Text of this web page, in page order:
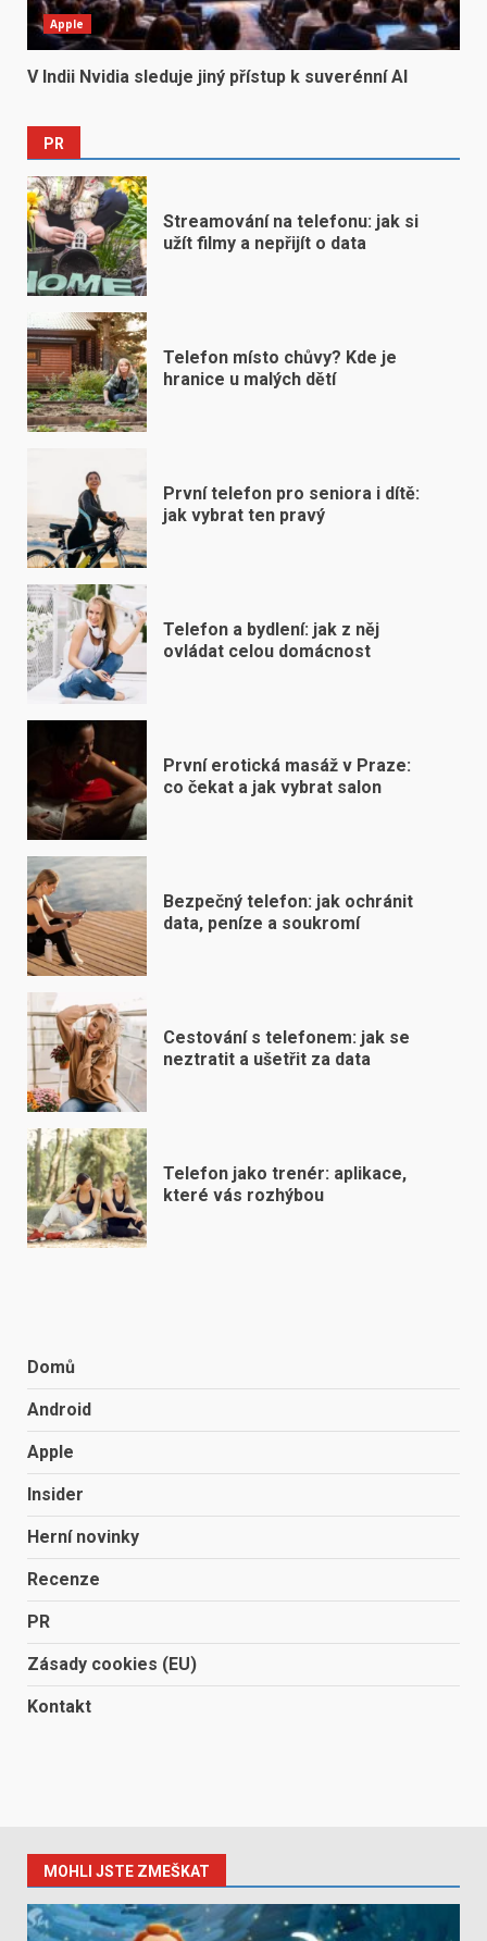
Apple
V Indii Nvidia sleduje jiný přístup k suverénní AI
PR
Streamování na telefonu: jak si
užít filmy a nepřijít o data
Telefon místo chůvy? Kde je
hranice u malých dětí
První telefon pro seniora i dítě:
jak vybrat ten pravý
Telefon a bydlení: jak z něj
ovládat celou domácnost
První erotická masáž v Praze:
co čekat a jak vybrat salon
Bezpečný telefon: jak ochránit
data, peníze a soukromí
Cestování s telefonem: jak se
neztratit a ušetřit za data
Telefon jako trenér: aplikace,
které vás rozhýbou
Domů
Android
Apple
Insider
Herní novinky
Recenze
PR
Zásady cookies (EU)
Kontakt
MOHLI JSTE ZMEŠKAT